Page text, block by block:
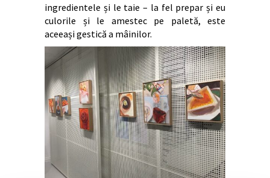
ingredientele și le taie – la fel prepar și eu
culorile și le amestec pe paletă, este
aceeași gestică a mâinilor.